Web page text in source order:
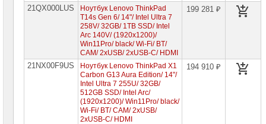
21QX000LUS
Ноутбук Lenovo ThinkPad
T14s Gen 6/ 14"/ Intel Ultra 7
258V/ 32GB/ 1TB SSD/ Intel
Arc 140V/ (1920x1200)/
Win11Pro/ black/ Wi-Fi/ BT/
CAM/ 2xUSB/ 2xUSB-C/ HDMI
199 281 ₽
21NX00F9US
Ноутбук Lenovo ThinkPad X1
Carbon G13 Aura Edition/ 14"/
Intel Ultra 7 255U/ 32GB/
512GB SSD/ Intel Arc/
(1920x1200)/ Win11Pro/ black/
Wi-Fi/ BT/ CAM/ 2xUSB/
2xUSB-C/ HDMI
194 910 ₽